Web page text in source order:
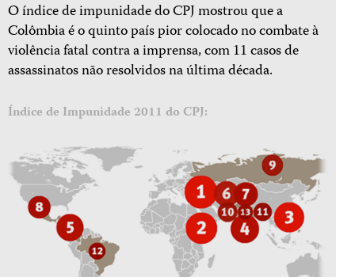
O índice de impunidade do CPJ mostrou que a
Colômbia é o quinto país pior colocado no combate à
violência fatal contra a imprensa, com 11 casos de
assassinatos não resolvidos na última década.
Índice de Impunidade 2011 do CPJ: